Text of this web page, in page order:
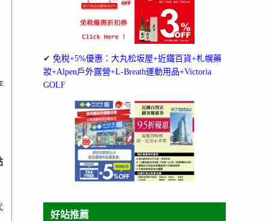
✔ 免稅+5%優惠：大丸松坂屋+近鐵百貨+札幌藥
妝+Alpen戶外露營+L-Breath運動用品+Victoria
GOLF
好站推薦